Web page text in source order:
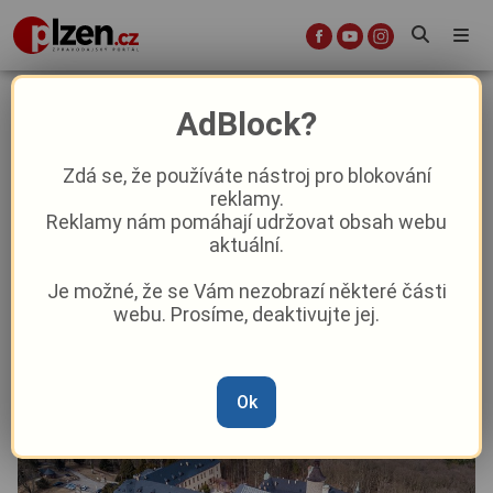
Turistický boom na západě Čech:
Portál Kudy z nudy zveřejnil
nejnavštěvovanější cíle Plzeňského
kraje
Pavel Žižka–12. 6. 11:44
AdBlock?
Zdá se, že používáte nástroj pro blokování
reklamy.
Reklamy nám pomáhají udržovat obsah webu
aktuální.
Je možné, že se Vám nezobrazí některé části
webu. Prosíme, deaktivujte jej.
Ok